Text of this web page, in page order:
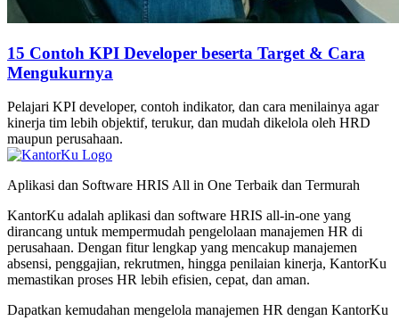
15 Contoh KPI Developer beserta Target & Cara
Mengukurnya
Pelajari KPI developer, contoh indikator, dan cara menilainya agar
kinerja tim lebih objektif, terukur, dan mudah dikelola oleh HRD
maupun perusahaan.
Aplikasi dan Software HRIS All in One Terbaik dan Termurah
KantorKu adalah aplikasi dan software HRIS all-in-one yang
dirancang untuk mempermudah pengelolaan manajemen HR di
perusahaan. Dengan fitur lengkap yang mencakup manajemen
absensi, penggajian, rekrutmen, hingga penilaian kinerja, KantorKu
memastikan proses HR lebih efisien, cepat, dan aman.
Dapatkan kemudahan mengelola manajemen HR dengan KantorKu